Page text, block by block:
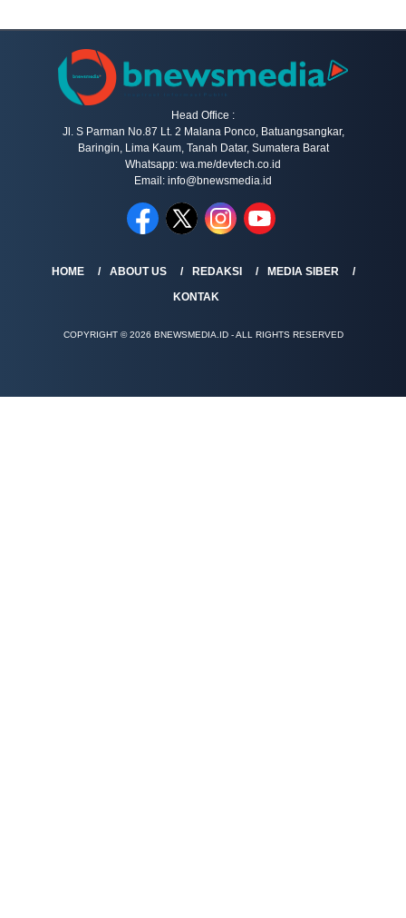
Head Office :
Jl. S Parman No.87 Lt. 2 Malana Ponco, Batuangsangkar,
Baringin, Lima Kaum, Tanah Datar, Sumatera Barat
Whatsapp: wa.me/devtech.co.id
Email: info@bnewsmedia.id
HOME ABOUT US REDAKSI
MEDIA SIBER
KONTAK
COPYRIGHT © 2026 BNEWSMEDIA.ID - ALL RIGHTS RESERVED